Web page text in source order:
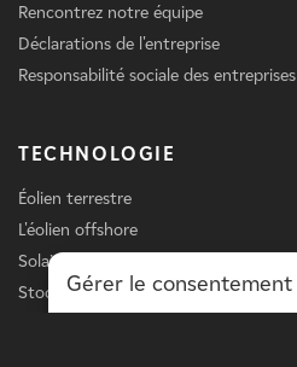
Rencontrez notre équipe
Déclarations de l'entreprise
Responsabilité sociale des entreprises
TECHNOLOGIE
Éolien terrestre
L'éolien offshore
Solaire
StockageGérer le consentement